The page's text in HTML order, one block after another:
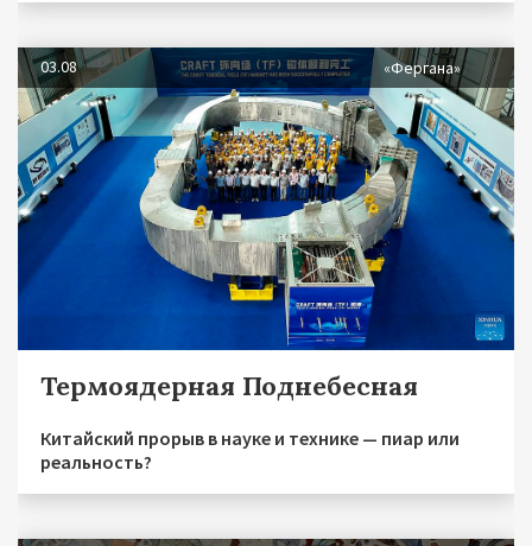
03.08 «Фергана»
Термоядерная Поднебесная
Китайский прорыв в науке и технике — пиар или
реальность?